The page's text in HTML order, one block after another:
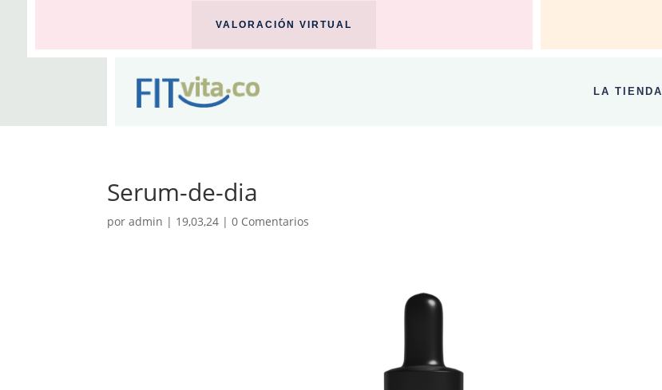
VALORACIÓN VIRTUAL
LA TIENDA
Serum-de-dia
poradmin | 19,03,24 |0 Comentarios